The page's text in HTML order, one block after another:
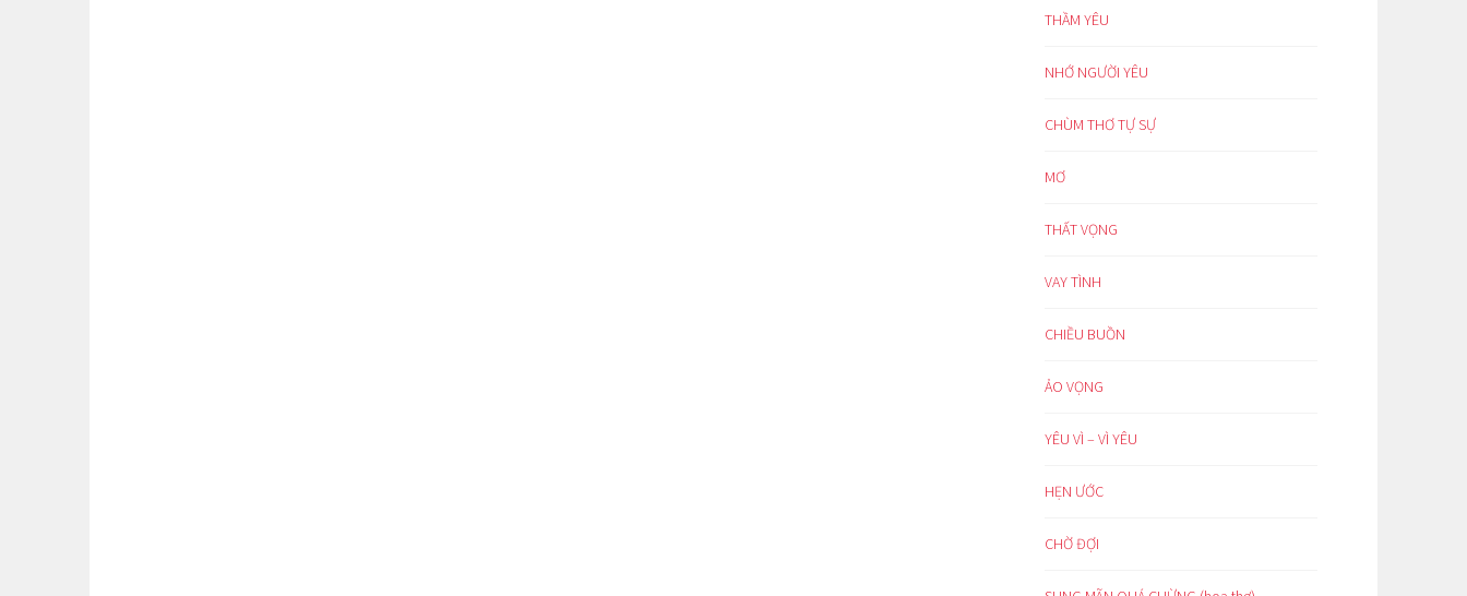
THẦM YÊU
NHỚ NGƯỜI YÊU
CHÙM THƠ TỰ SỰ
MƠ
THẤT VỌNG
VAY TÌNH
CHIỀU BUỒN
ẢO VỌNG
YÊU VÌ – VÌ YÊU
HẸN ƯỚC
CHỜ ĐỢI